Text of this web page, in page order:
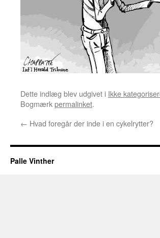
Dette indlæg blev udgivet i Ikke
Bogmærkpermalinket.
← Hvad foregår der inde i en cykelrytter?
Palle Vinther